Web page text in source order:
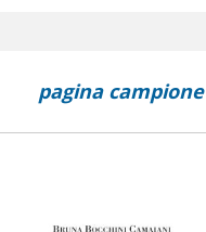
pagina campione